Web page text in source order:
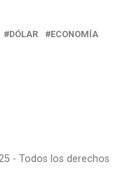
DÓLAR
ECONOMÍA
- Todos los derechos